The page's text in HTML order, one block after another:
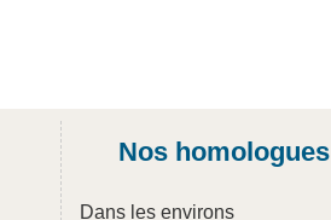
Nos homologues
Dans les environs